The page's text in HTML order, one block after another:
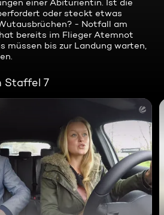
einer Abiturientin. Ist die
oder steckt etwas
- Notfall am
bereits im Flieger Atemnot
müssen bis zur Landung warten,
Staffel 7